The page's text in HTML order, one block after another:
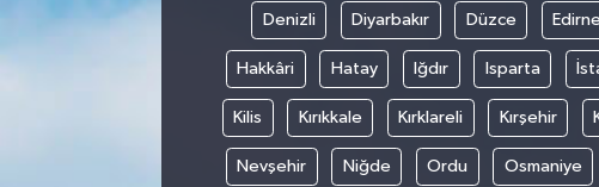
Denizli Diyarbakır Düzce Edirne
Hakkâri Hatay Iğdır Isparta
Kilis Kırıkkale Kırklareli Kırşehir
Nevşehir Niğde Ordu Osmaniye